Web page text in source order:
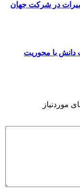
در شرکت جهان
دانش با محوریت
موردنیاز